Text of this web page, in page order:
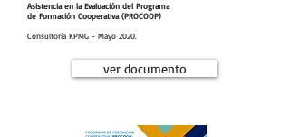
Asistencia en la Evaluación del Programa
de Formación Cooperativa (PROCOOP)
Consultoría KPMG - Mayo 2020.
ver documento